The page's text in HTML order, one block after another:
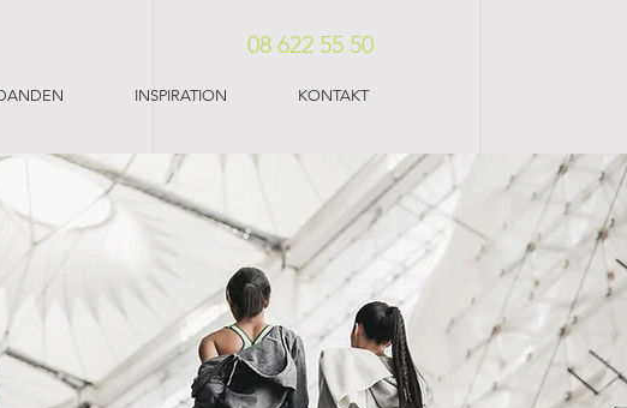
08 622 55 50
INSPIRATION KONTAKT